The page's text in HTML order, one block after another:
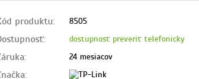
produktu: 8505
dostupnosť preveriť telefonicky
24 mesiacov